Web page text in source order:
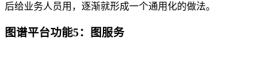
后给业务人员用，逐渐就形成一个通用化的做法。
图谱平台功能5：图服务